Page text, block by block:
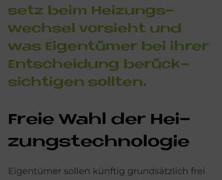
se­tz beim Hei­zungs­
wech­sel vor­sieht und
was Ei­gen­tü­mer bei ih­rer
Ent­schei­dung be­rück­
sich­ti­gen soll­ten.
Freie Wahl der Hei­
zungs­tech­no­lo­gie
Eigentümer sollen künftig grundsätzlich frei